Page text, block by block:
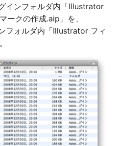
インフォルダ内「Illustrator
ークの作成.aip」を、
フォルダ内「Illustrator フィ